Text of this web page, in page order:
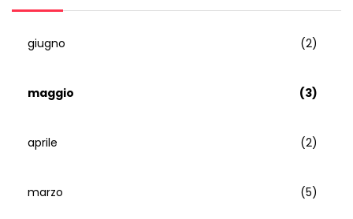
giugno (2)
maggio (3)
aprile (2)
marzo (5)